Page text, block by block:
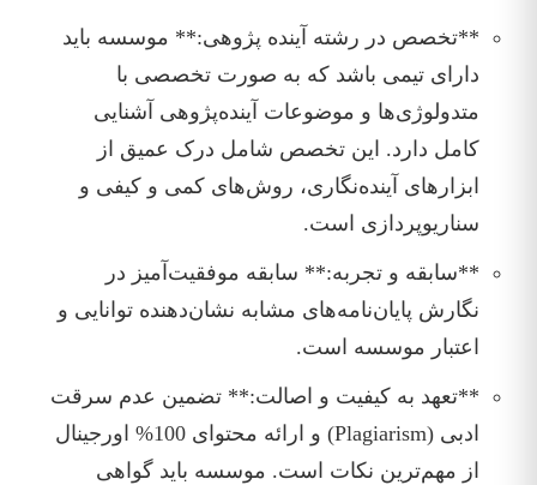
**تخصص در رشته آینده پژوهی:** موسسه باید
دارای تیمی باشد که به صورت تخصصی با
متدولوژی‌ها و موضوعات آینده‌پژوهی آشنایی
کامل دارد. این تخصص شامل درک عمیق از
ابزارهای آینده‌نگاری، روش‌های کمی و کیفی و
سناریوپردازی است.
**سابقه و تجربه:** سابقه موفقیت‌آمیز در
نگارش پایان‌نامه‌های مشابه نشان‌دهنده توانایی و
اعتبار موسسه است.
**تعهد به کیفیت و اصالت:** تضمین عدم سرقت
ادبی (Plagiarism) و ارائه محتوای 100% اورجینال
از مهم‌ترین نکات است. موسسه باید گواهی